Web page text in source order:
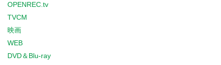
OPENREC.tv
TVCM
映画
WEB
DVD＆Blu-ray